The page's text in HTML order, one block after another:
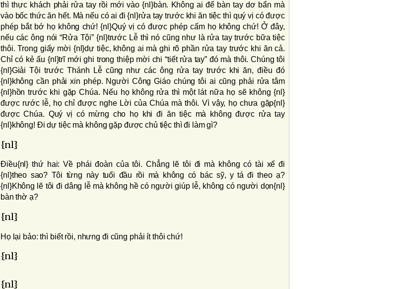
thì thực khách phải rửa tay rồi mới vào {nl}bàn. Không ai để bàn tay dơ bẩn mà
vào bốc thức ăn hết. Mà nếu có ai đi {nl}rửa tay trước khi ăn tiệc thì quý vị có được
phép bắt bớ họ không chứ! {nl}Quý vị có được phép cấm họ không chứ! Ở đây,
nếu các ông nói “Rửa Tội” {nl}trước Lễ thì nó cũng như là rửa tay trước bữa tiệc
thôi. Trong giấy mời {nl}dự tiệc, không ai mà ghi rõ phần rửa tay trước khi ăn cả.
Chỉ có kẻ ấu {nl}trĩ mới ghi trong thiệp mời chi “tiết rửa tay” đó mà thôi. Chúng tôi
{nl}Giải Tội trước Thánh Lễ cũng như các ông rửa tay trước khi ăn, điều đó
{nl}không cần phải xin phép. Người Công Giáo chúng tôi ai cũng phải rửa tâm
{nl}hồn trước khi gặp Chúa. Nếu họ không rửa thì một lát nữa họ sẽ không {nl}
được rước lễ, họ chỉ được nghe Lời của Chúa mà thôi. Vì vậy, họ chưa gặp{nl}
được Chúa. Quý vị có mừng cho họ khi đi ăn tiệc mà không được rửa tay
{nl}không! Ði dự tiệc mà không gặp được chủ tiệc thì đi làm gì?
{nl}
Ðiều{nl} thứ hai: Về phái đoàn của tôi. Chẳng lẽ tôi đi mà không có tài xế đi
{nl}theo sao? Tôi từng này tuổi đầu rồi mà không có bác sỹ, y tá đi theo ạ?
{nl}Không lẽ tôi đi dâng lễ mà không hề có người giúp lễ, không có người dọn{nl}
bàn thờ ạ?
{nl}
Họ lại bảo: thì biết rồi, nhưng đi cũng phải ít thôi chứ!
{nl}
{nl}